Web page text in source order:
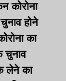
कोरोना
होने
का
चुनाव
लेने का